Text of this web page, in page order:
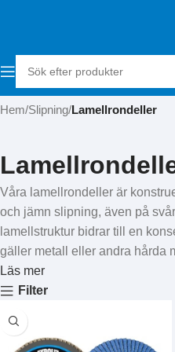
Hem Slipning Lamellrondeller
Våra lamellrondeller är
och jämn slipning, även på
lamellstruktur bidrar till en
gäller metall eller andra hårda
Läs mer
Filter